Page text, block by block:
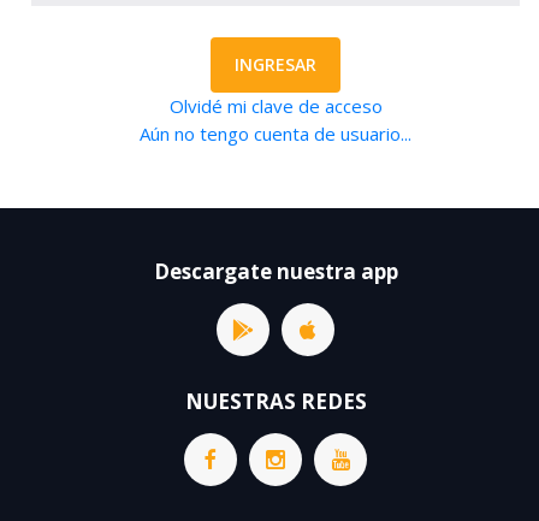
INGRESAR
Olvidé mi clave de acceso
Aún no tengo cuenta de usuario...
Descargate nuestra app
NUESTRAS REDES